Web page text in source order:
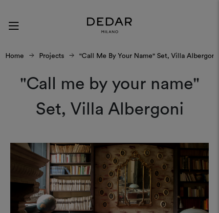
Home Projects "Call Me By Your Name" Set, Villa Albergoni
"Call me by your name"
Set, Villa Albergoni